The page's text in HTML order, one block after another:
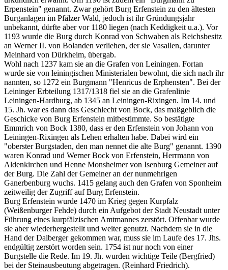
Erpenstein" genannt. Zwar gehört Burg Erfenstein zu den ältesten
Burganlagen im Pfälzer Wald, jedoch ist ihr Gründungsjahr
unbekannt, dürfte aber vor 1180 liegen (nach Keddigkeit u.a.). Vor
1193 wurde die Burg durch Konrad von Schwaben als Reichsbesitz
an Werner II. von Bolanden verliehen, der sie Vasallen, darunter
Meinhard von Dürkheim, übergab.
Wohl nach 1237 kam sie an die Grafen von Leiningen. Fortan
wurde sie von leiningischen Ministerialen bewohnt, die sich nach ihr
nannten, so 1272 ein Burgmann "Henricus de Erphensten". Bei der
Leininger Erbteilung 1317/1318 fiel sie an die Grafenlinie
Leiningen-Hardburg, ab 1345 an Leiningen-Rixingen. Im 14. und
15. Jh. war es dann das Geschlecht von Bock, das maßgeblich die
Geschicke von Burg Erfenstein mitbestimmte. So bestätigte
Emmrich von Bock 1380, dass er den Erfenstein von Johann von
Leiningen-Rixingen als Lehen erhalten habe. Dabei wird ein
"oberster Burgstaden, den man nennet die alte Burg" genannt. 1390
waren Konrad und Werner Bock von Erfenstein, Herrmann von
Aldenkirchen und Henne Monsheimer von Isenburg Gemeiner auf
der Burg. Die Zahl der Gemeiner an der nunmehrigen
Ganerbenburg wuchs. 1415 gelang auch den Grafen von Sponheim
zeitweilig der Zugriff auf Burg Erfenstein.
Burg Erfenstein wurde 1470 im Krieg gegen Kurpfalz
(Weißenburger Fehde) durch ein Aufgebot der Stadt Neustadt unter
Führung eines kurpfälzischen Amtmannes zerstört. Offenbar wurde
sie aber wiederhergestellt und weiter genutzt. Nachdem sie in die
Hand der Dalberger gekommen war, muss sie im Laufe des 17. Jhs.
endgültig zerstört worden sein. 1754 ist nur noch von einer
Burgstelle die Rede. Im 19. Jh. wurden wichtige Teile (Bergfried)
bei der Steinausbeutung abgetragen. (Reinhard Friedrich).